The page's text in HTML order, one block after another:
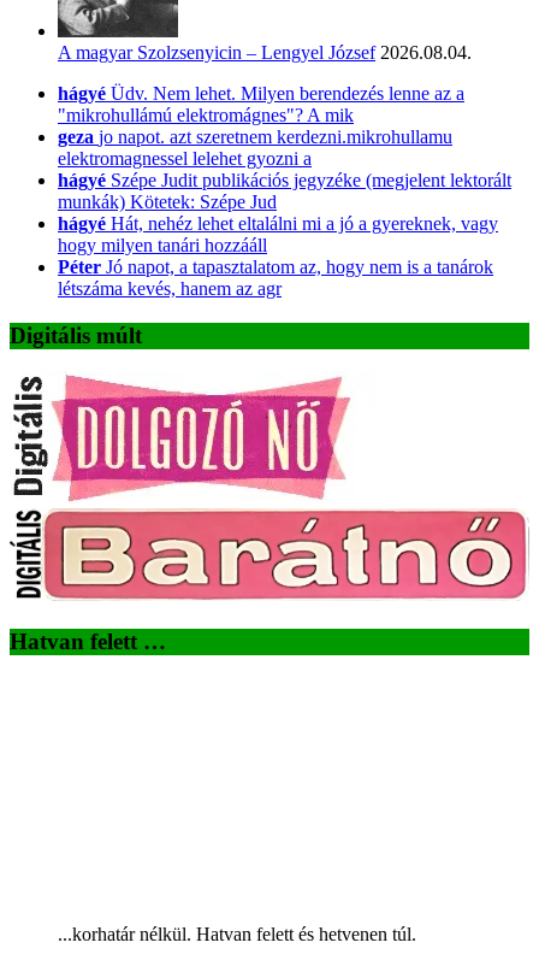
A magyar Szolzsenyicin – Lengyel József 2026.08.04.
hágyé Üdv. Nem lehet. Milyen berendezés lenne az a
"mikrohullámú elektromágnes"? A mik
geza jo napot. azt szeretnem kerdezni.mikrohullamu
elektromagnessel lelehet gyozni a
hágyé Szépe Judit publikációs jegyzéke (megjelent lektorált
munkák) Kötetek: Szépe Jud
hágyé Hát, nehéz lehet eltalálni mi a jó a gyereknek, vagy
hogy milyen tanári hozzááll
Péter Jó napot, a tapasztalatom az, hogy nem is a tanárok
létszáma kevés, hanem az agr
Digitális múlt
Hatvan felett …
...korhatár nélkül. Hatvan felett és hetvenen túl.